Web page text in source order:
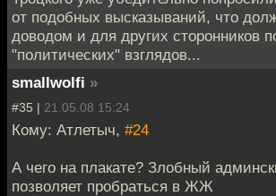
от подобных высказываний, что
доводом и для других сторонников
"политических" взглядов...
smallwolfi »
#35 | 21.05.08 15:24
Кому: Атлетыч, #24
А чего на плакате? Злобный
позволяет пробраться в ЖЖ